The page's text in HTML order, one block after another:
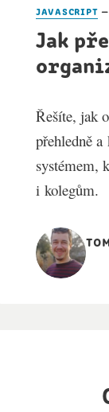
javascript
Jak
Řešíte, jak
přehledně a
systémem,
i kolegům.